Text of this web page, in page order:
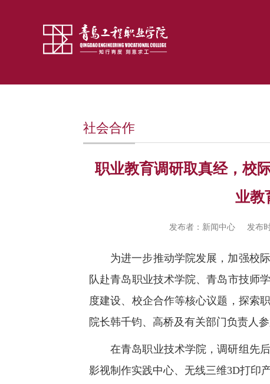
社会合作
职业教育调研取真经，校
业教
发布者：新闻中心 发布
为进一步推动学院发展，加强校
队赴青岛职业技术学院、青岛市技师
度建设、校企合作等核心议题，探索
院长韩千钧、高桥及有关部门负责人参
在青岛职业技术学院，调研组先
影视制作实践中心、无线三维3D打印